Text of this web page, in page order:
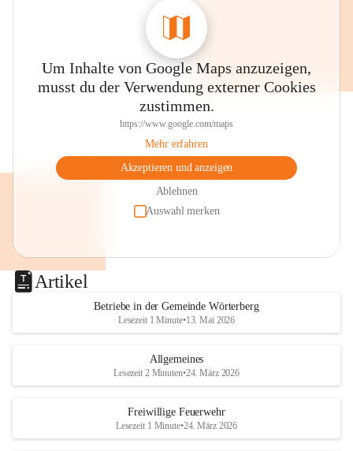
Um Inhalte von Google Maps anzuzeigen,
musst du der Verwendung externer Cookies
zustimmen.
https://www.google.com/maps
Mehr erfahren
Akzeptieren und anzeigen
Ablehnen
Auswahl merken
Artikel
Betriebe in der Gemeinde Wörterberg
Lesezeit 1 Minute•13. Mai 2026
Allgemeines
Lesezeit 2 Minuten•24. März 2026
Freiwillige Feuerwehr
Lesezeit 1 Minute•24. März 2026